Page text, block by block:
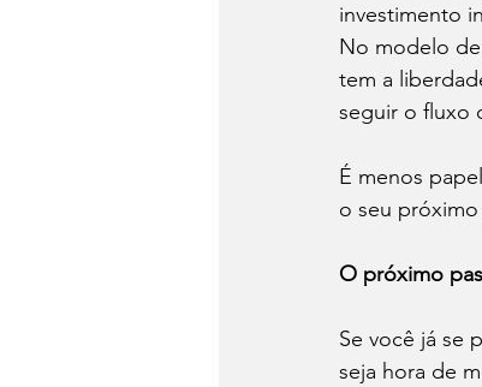
investimento
No modelo
tem a
seguir o fluxo
É menos
o seu próximo
O próximo
Se você já se
seja hora de